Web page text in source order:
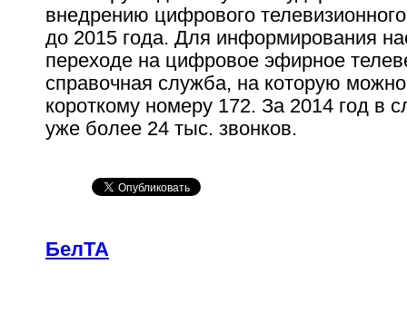
внедрению цифрового
до 2015 года. Для информирования
переходе на цифровое эфирное
справочная служба, на которую
короткому номеру 172. За 2014 год в
уже более 24 тыс. звонков.
БелТА